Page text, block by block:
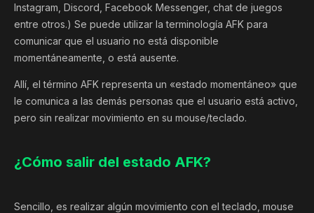
Instagram, Discord, Facebook Messenger, chat de juegos
entre otros.) Se puede utilizar la terminología AFK para
comunicar que el usuario no está disponible
momentáneamente, o está ausente.
Allí, el término AFK representa un «estado momentáneo» que
le comunica a las demás personas que el usuario está activo,
pero sin realizar movimiento en su mouse/teclado.
¿Cómo salir del estado AFK?
Sencillo, es realizar algún movimiento con el teclado, mouse